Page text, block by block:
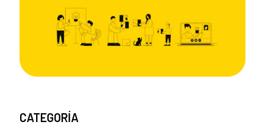
CATEGORÍA